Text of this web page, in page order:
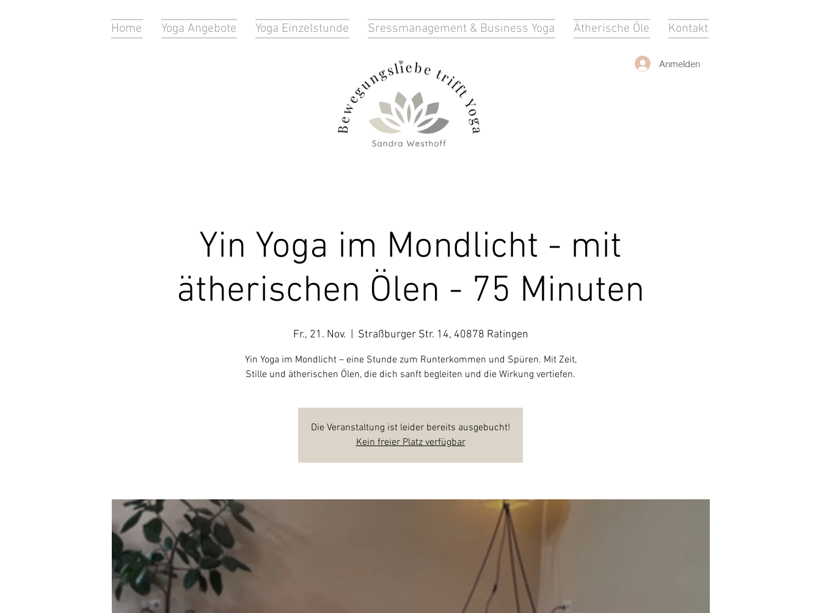
Home Yoga Angebote Yoga Einzelstunde Sressmanagement & Business Yoga Ätherische Öle Kontakt
Anmelden
Yin Yoga im Mondlicht - mit
ätherischen Ölen - 75 Minuten
Fr., 21. Nov. Straßburger Str. 14, 40878 Ratingen
Yin Yoga im Mondlicht – eine Stunde zum Runterkommen und Spüren. Mit Zeit,
Stille und ätherischen Ölen, die dich sanft begleiten und die Wirkung vertiefen.
Die Veranstaltung ist leider bereits ausgebucht!
Kein freier Platz verfügbar